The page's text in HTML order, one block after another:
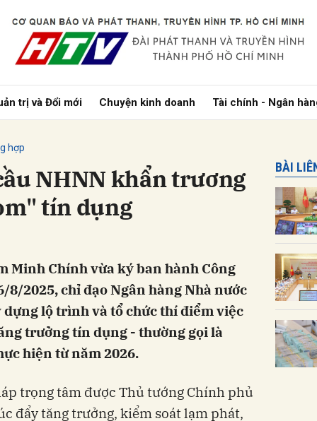
trị và Đổi mới Chuyện kinh doanh Tài chính - Ngân
hợp
NHNN khẩn trương
tín dụng
Minh Chính vừa ký ban hành Công
8/2025, chỉ đạo Ngân hàng Nhà nước
dựng lộ trình và tổ chức thí điểm việc
trưởng tín dụng - thường gọi là
hiện từ năm 2026.
trọng tâm được Thủ tướng Chính phủ
đẩy tăng trưởng, kiểm soát lạm phát,
BÀI